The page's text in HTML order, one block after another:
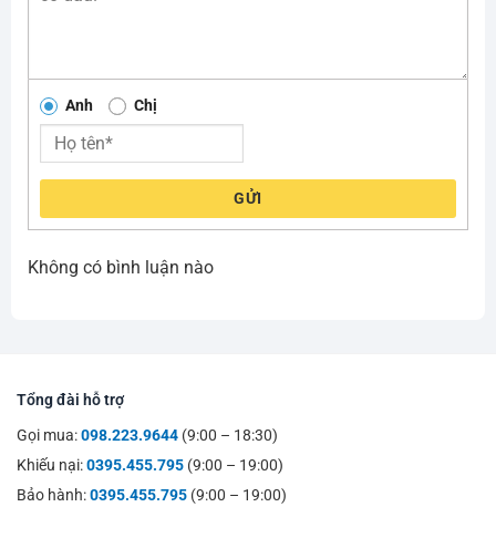
Anh Chị
GỬI
Không có bình luận nào
Tổng đài hỗ trợ
Gọi mua:098.223.9644 (9:00 – 18:30)
Khiếu nại:0395.455.795 (9:00 – 19:00)
Bảo hành:0395.455.795 (9:00 – 19:00)